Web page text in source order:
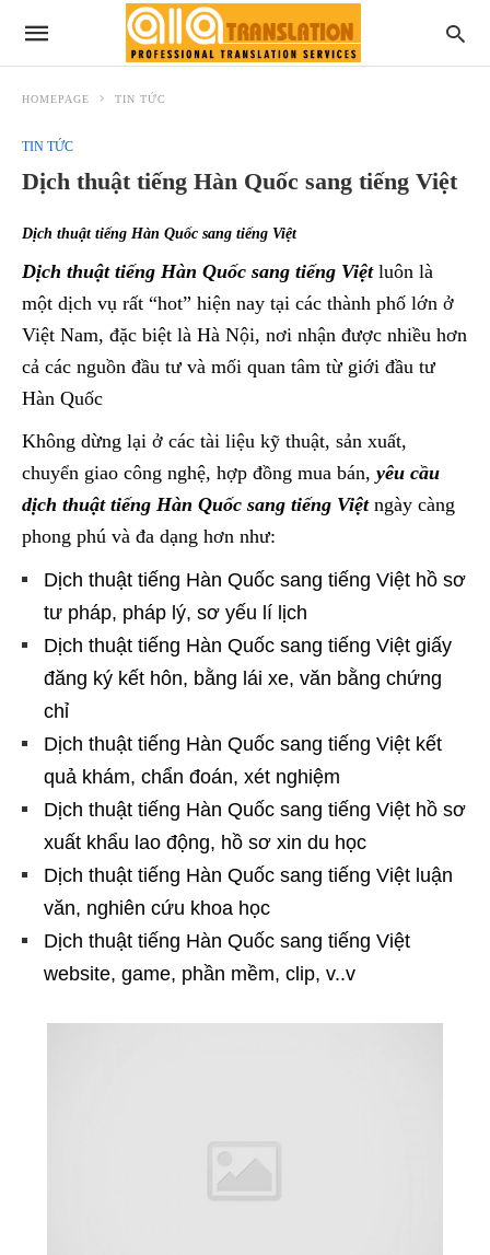
HOMEPAGE TIN TỨC
TIN TỨC
Dịch thuật tiếng Hàn Quốc sang tiếng Việt
Dịch thuật tiếng Hàn Quốc sang tiếng Việt
Dịch thuật tiếng Hàn Quốc sang tiếng Việtluôn là
một dịch vụ rất “hot” hiện nay tại các thành phố lớn ở
Việt Nam, đặc biệt là Hà Nội, nơi nhận được nhiều hơn
cả các nguồn đầu tư và mối quan tâm từ giới đầu tư
Hàn Quốc
Không dừng lại ở các tài liệu kỹ thuật, sản xuất,
chuyển giao công nghệ, hợp đồng mua bán, yêu cầu
dịch thuật tiếng Hàn Quốc sang tiếng Việtngày càng
phong phú và đa dạng hơn như:
Dịch thuật tiếng Hàn Quốc sang tiếng Việt hồ sơ
tư pháp, pháp lý, sơ yếu lí lịch
Dịch thuật tiếng Hàn Quốc sang tiếng Việt giấy
đăng ký kết hôn, bằng lái xe, văn bằng chứng
chỉ
Dịch thuật tiếng Hàn Quốc sang tiếng Việt kết
quả khám, chẩn đoán, xét nghiệm
Dịch thuật tiếng Hàn Quốc sang tiếng Việt hồ sơ
xuất khẩu lao động, hồ sơ xin du học
Dịch thuật tiếng Hàn Quốc sang tiếng Việt luận
văn, nghiên cứu khoa học
Dịch thuật tiếng Hàn Quốc sang tiếng Việt
website, game, phần mềm, clip, v..v